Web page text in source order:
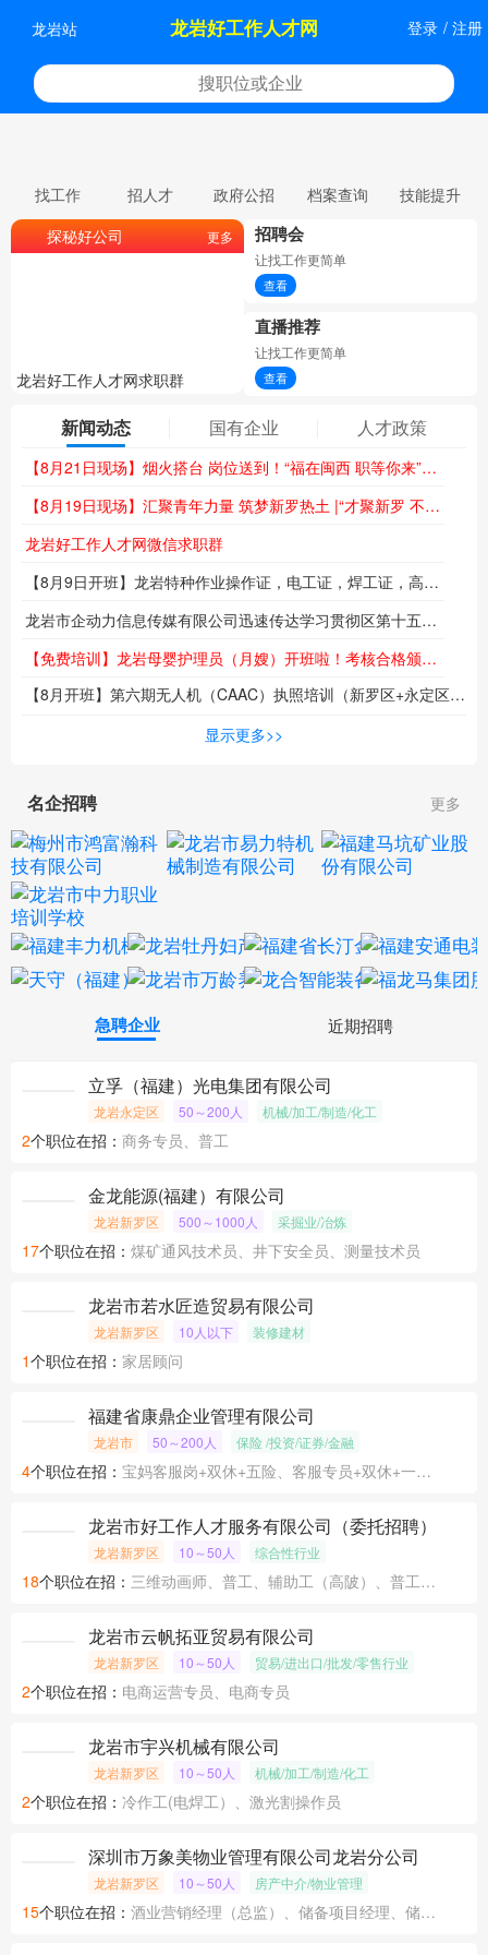
龙岩站 龙岩好工作人才网 登录 / 注册
找工作 招人才 政府公招 档案查询
技能提升
探秘好公司
更多
龙岩好工作人才网求职群 龙岩好工作人才网委托招聘
招聘会
让找工作更简单
查看
直播推荐
让找工作更简单
查看
新闻动态 国有企业 人才政策
【8月21日现场】烟火搭台 岗位送到！“福在闽西 职等你来”夜市专场招聘会火热来袭
【8月19日现场】汇聚青年力量 筑梦新罗热土 |“才聚新罗 不负韶华”专场招聘会即将举行
龙岩好工作人才网微信求职群
【8月9日开班】龙岩特种作业操作证，电工证，焊工证，高空作业证，报名培训报名火热进行中...
龙岩市企动力信息传媒有限公司迅速传达学习贯彻区第十五次党代会精神
【免费培训】龙岩母婴护理员（月嫂）开班啦！考核合格颁发职业技能等级证书！名额有限！
【8月开班】第六期无人机（CAAC）执照培训（新罗区+永定区）同步热招中！低空时代来临，技能成就未来！
显示更多>>
名企招聘 更多
急聘企业 近期招聘
立孚（福建）光电集团有限公司
龙岩永定区 50～200人 机械/加工/制造/化工
2个职位在招： 商务专员、普工
金龙能源(福建）有限公司
龙岩新罗区 500～1000人 采掘业/冶炼
17个职位在招： 煤矿通风技术员、井下安全员、测量技术员
龙岩市若水匠造贸易有限公司
龙岩新罗区 10人以下 装修建材
1个职位在招： 家居顾问
福建省康鼎企业管理有限公司
龙岩市 50～200人 保险 /投资/证券/金融
4个职位在招： 宝妈客服岗+双休+五险、客服专员+双休+一天5.5小时+五险、信用卡分期专员+大小周+五险
龙岩市好工作人才服务有限公司（委托招聘）
龙岩新罗区 10～50人 综合性行业
18个职位在招： 三维动画师、普工、辅助工（高陂）、普工（高陂汽车厂整车车间）
龙岩市云帆拓亚贸易有限公司
龙岩新罗区 10～50人 贸易/进出口/批发/零售行业
2个职位在招： 电商运营专员、电商专员
龙岩市宇兴机械有限公司
龙岩新罗区 10～50人 机械/加工/制造/化工
2个职位在招： 冷作工(电焊工）、激光割操作员
深圳市万象美物业管理有限公司龙岩分公司
龙岩新罗区 10～50人 房产中介/物业管理
15个职位在招： 酒业营销经理（总监）、储备项目经理、储备项目经理